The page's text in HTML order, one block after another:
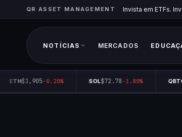
QR ASSET MANAGEMENT Invista em ETFs.
NOTÍCIAS MERCADOS
ETH$1,905-0.20% SOL$72.78-1.80%